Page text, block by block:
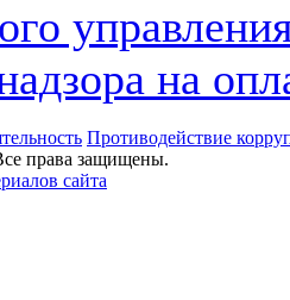
на
Противодействие
права защищены.
сайта